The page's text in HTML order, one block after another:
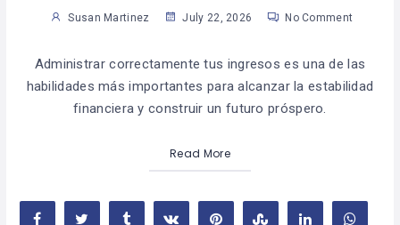
Susan Martinez July 22, 2026 No Comment
Administrar correctamente tus ingresos es una de las
habilidades más importantes para alcanzar la estabilidad
financiera y construir un futuro próspero.
Read More